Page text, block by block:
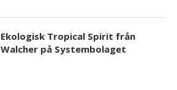
Ekologisk Tropical Spirit från
Walcher på Systembolaget